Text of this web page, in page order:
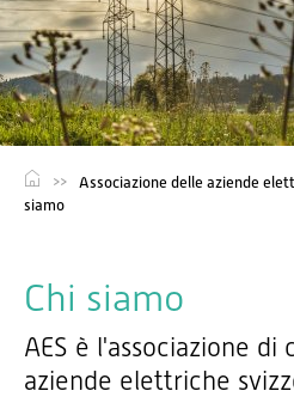
Associazione delle aziende
siamo
Chi siamo
AES è l'associazione di
aziende elettriche